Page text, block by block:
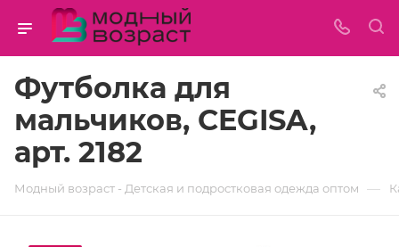
Футболка для
мальчиков, CEGISA,
арт. 2182
Модный возраст - Детская и подростковая одежда оптом —